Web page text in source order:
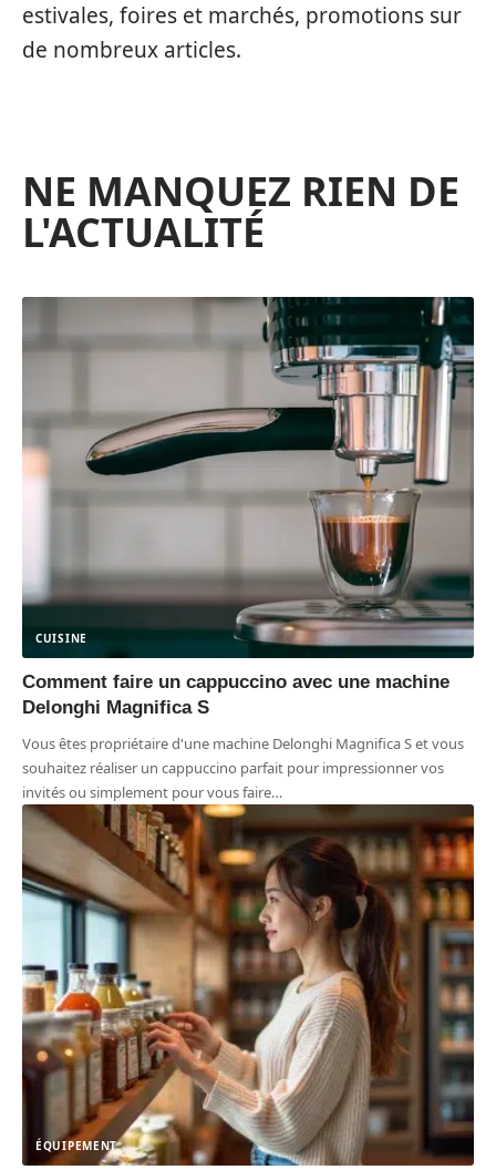
estivales, foires et marchés, promotions sur
de nombreux articles.
NE MANQUEZ RIEN DE
L'ACTUALITÉ
CUISINE
Comment faire un cappuccino avec une machine
Delonghi Magnifica S
Vous êtes propriétaire d'une machine Delonghi Magnifica S et vous
souhaitez réaliser un cappuccino parfait pour impressionner vos
invités ou simplement pour vous faire…
ÉQUIPEMENT